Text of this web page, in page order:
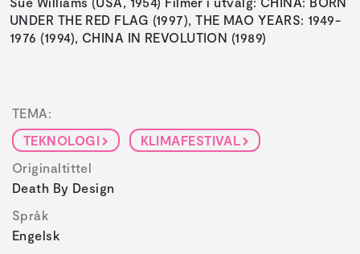
UNDER THE RED FLAG (1997), THE MAO YEARS: 1949-
1976 (1994), CHINA IN REVOLUTION (1989)
TEMA:
TEKNOLOGI
KLIMAFESTIVAL
Originaltittel
Death By Design
Språk
Engelsk